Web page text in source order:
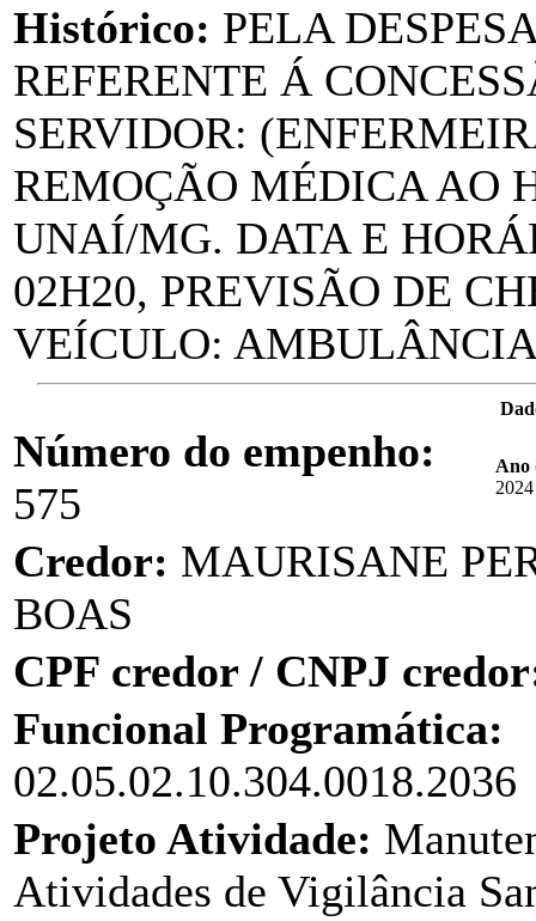
Histórico: PELA
REFERENTE Á
SERVIDOR:
REMOÇÃO MÉDICA AO
UNAÍ/MG. DATA E
02H20, PREVISÃO DE
VEÍCULO:
Número do empenho:
575
Ano
2024
Credor: MAURISANE
BOAS
CPF credor / CNPJ
Funcional Programática:
02.05.02.10.304.0018.2036
Projeto Atividade:
Atividades de Vigilância